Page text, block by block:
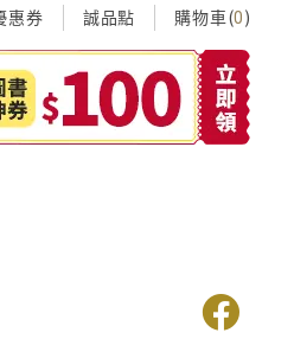
惠券 誠品點 購物車(0)